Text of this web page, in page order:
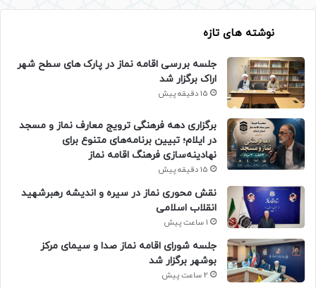
نوشته های تازه
جلسه بررسی اقامه نماز در پارک های سطح شهر
اراک برگزار شد
15 دقیقه پیش
برگزاری دهه فرهنگی ترویج معارف نماز و مسجد
در ایلام؛ تبیین برنامه‌های متنوع برای
نهادینه‌سازی فرهنگ اقامه نماز
15 دقیقه پیش
نقش محوری نماز در سیره و اندیشه رهبرشهید
انقلاب اسلامی
1 ساعت پیش
جلسه شورای اقامه نماز صدا و سیمای مرکز
بوشهر برگزار شد
2 ساعت پیش